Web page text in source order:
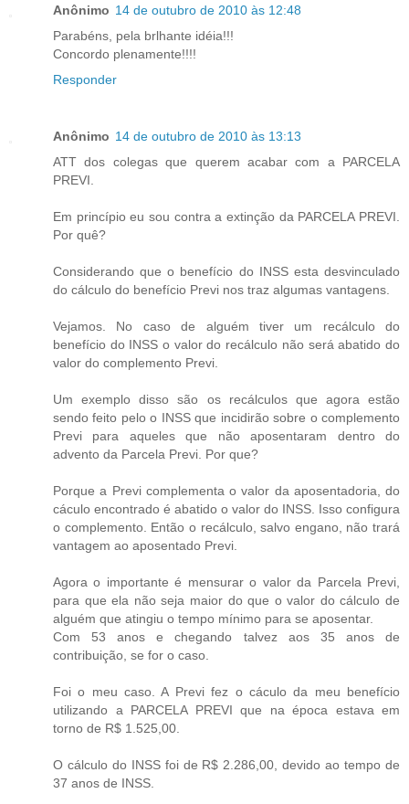
Anônimo 14 de outubro de 2010 às 12:48
Parabéns, pela brlhante idéia!!!
Concordo plenamente!!!!
Responder
Anônimo 14 de outubro de 2010 às 13:13
ATT dos colegas que querem acabar com a PARCELA
PREVI.
Em princípio eu sou contra a extinção da PARCELA PREVI.
Por quê?
Considerando que o benefício do INSS esta desvinculado
do cálculo do benefício Previ nos traz algumas vantagens.
Vejamos. No caso de alguém tiver um recálculo do
benefício do INSS o valor do recálculo não será abatido do
valor do complemento Previ.
Um exemplo disso são os recálculos que agora estão
sendo feito pelo o INSS que incidirão sobre o complemento
Previ para aqueles que não aposentaram dentro do
advento da Parcela Previ. Por que?
Porque a Previ complementa o valor da aposentadoria, do
cáculo encontrado é abatido o valor do INSS. Isso configura
o complemento. Então o recálculo, salvo engano, não trará
vantagem ao aposentado Previ.
Agora o importante é mensurar o valor da Parcela Previ,
para que ela não seja maior do que o valor do cálculo de
alguém que atingiu o tempo mínimo para se aposentar.
Com 53 anos e chegando talvez aos 35 anos de
contribuição, se for o caso.
Foi o meu caso. A Previ fez o cáculo da meu benefício
utilizando a PARCELA PREVI que na época estava em
torno de R$ 1.525,00.
O cálculo do INSS foi de R$ 2.286,00, devido ao tempo de
37 anos de INSS.